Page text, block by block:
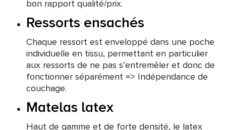
bon rapport qualité/prix.
Ressorts ensachés
Chaque ressort est enveloppé dans une poche
individuelle en tissu, permettant en particulier
aux ressorts de ne pas s’entremêler et donc de
fonctionner séparément => Indépendance de
couchage.
Matelas latex
Haut de gamme et de forte densité, le latex